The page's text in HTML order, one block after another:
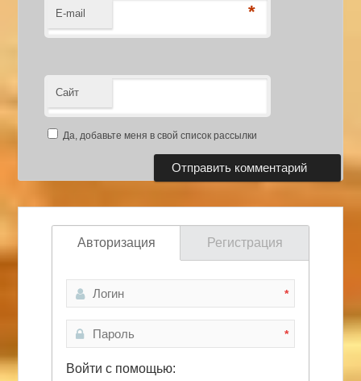
E-mail *
Сайт
Да, добавьте меня в свой список рассылки
Авторизация Регистрация
*
*
Войти с помощью: